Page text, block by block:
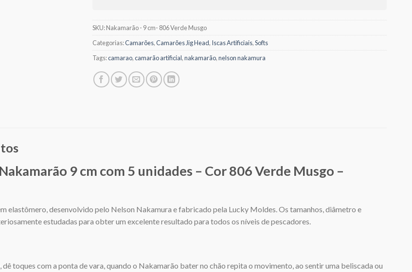
SKU:Nakamarão - 9 cm- 806 Verde Musgo
Categorias:Camarões,Camarões Jig Head, Iscas Artificiais,Softs
Tags:camarao,camarão artificial,nakamarão,nelson nakamura
9 cm com 5 unidades – Cor 806 Verde Musgo –
elastômero, desenvolvido pelo Nelson Nakamura e fabricado pela Lucky Moldes. Os tamanhos, diâmetro e
estudadas para obter um excelente resultado para todos os níveis de pescadores.
toques com a ponta de vara, quando o Nakamarão bater no chão repita o movimento, ao sentir uma beliscada ou